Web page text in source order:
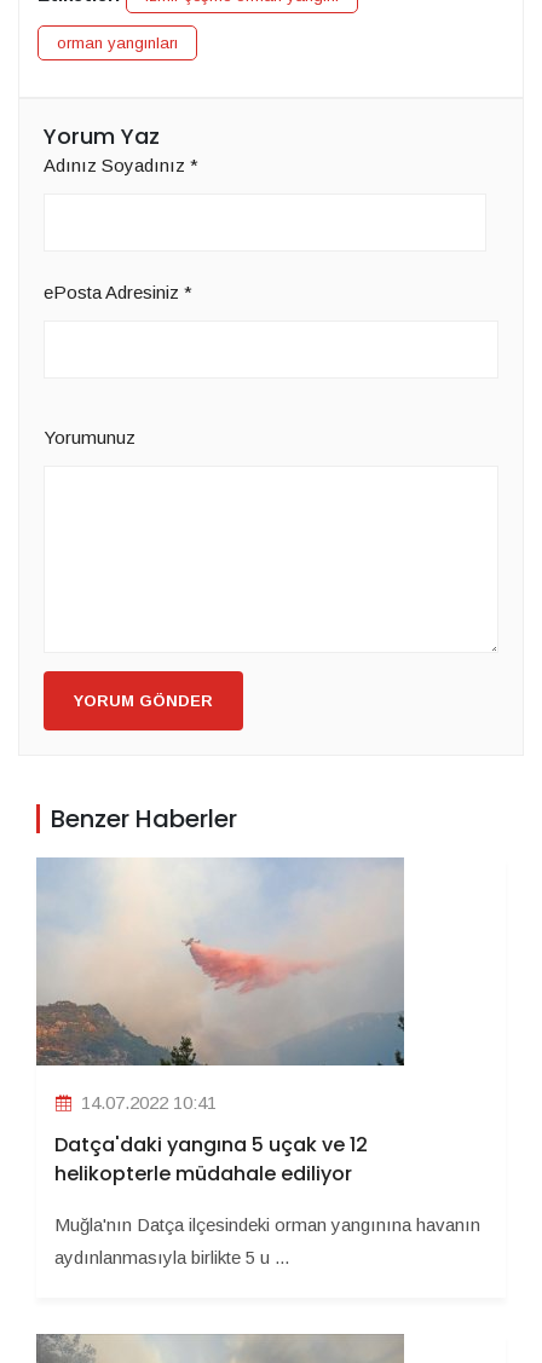
orman yangınları
Yorum Yaz
Adınız Soyadınız *
ePosta Adresiniz *
Yorumunuz
YORUM GÖNDER
Benzer Haberler
14.07.2022 10:41
Datça'daki yangına 5 uçak ve 12
helikopterle müdahale ediliyor
Muğla'nın Datça ilçesindeki orman yangınına havanın
aydınlanmasıyla birlikte 5 u ...